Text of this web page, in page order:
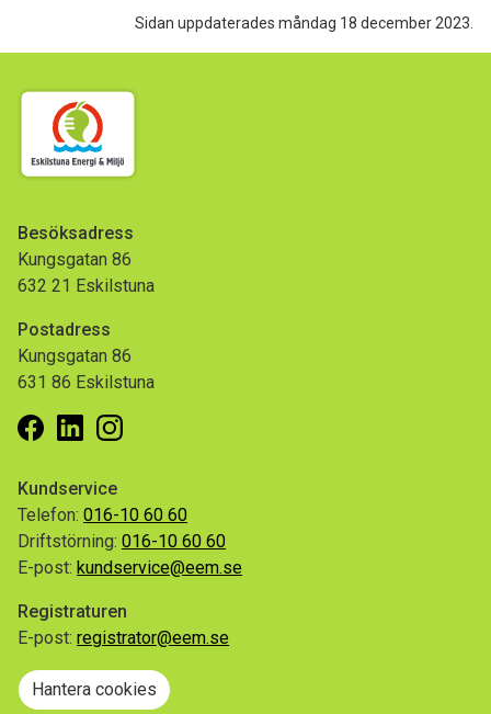
Sidan uppdaterades måndag 18 december 2023.
Besöksadress
Kungsgatan 86
632 21 Eskilstuna
Postadress
Kungsgatan 86
631 86 Eskilstuna
Facebook
LinkedinInstagram
Kundservice
Telefon: 016-10 60 60
Driftstörning: 016-10 60 60
E-post: kundservice@eem.se
Registraturen
E-post: registrator@eem.se
Hantera cookies